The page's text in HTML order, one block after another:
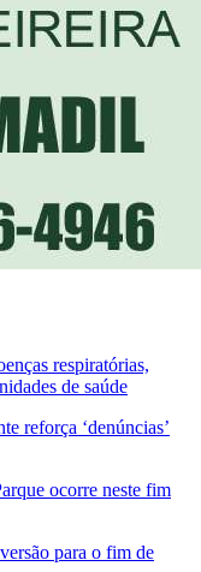
respiratórias,
de saúde
reforça ‘denúncias’
ocorre neste fim
para o fim de